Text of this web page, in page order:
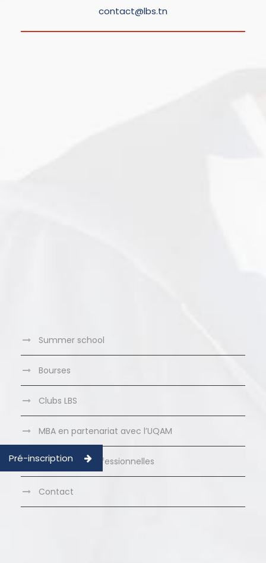
contact@lbs.tn
Summer school
Bourses
Clubs LBS
MBA en partenariat avec l’UQAM
Formations Professionnelles
Contact
Pré-inscription